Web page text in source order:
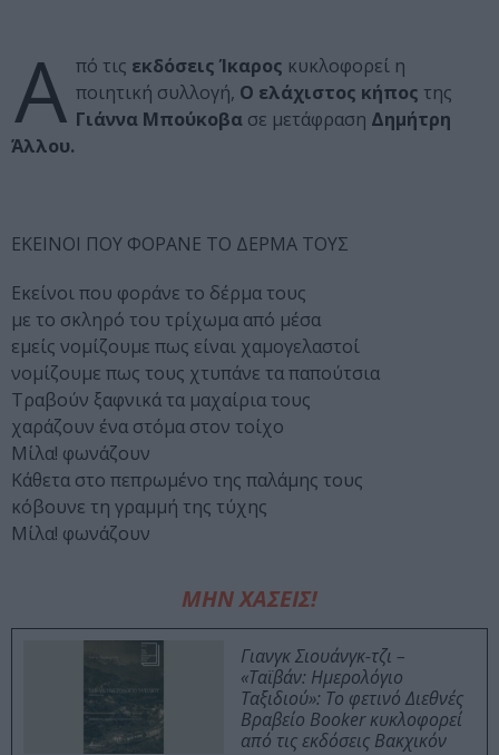
Α πό τις εκδόσεις Ίκαρος κυκλοφορεί η
ποιητική συλλογή, Ο ελάχιστος κήπος της
Γιάννα Μπούκοβα σε μετάφραση Δημήτρη
Άλλου.
ΕΚΕΙΝΟΙ ΠΟΥ ΦΟΡΑΝΕ ΤΟ ΔΕΡΜΑ ΤΟΥΣ
Εκείνοι που φοράνε το δέρμα τους
με το σκληρό του τρίχωμα από μέσα
εμείς νομίζουμε πως είναι χαμογελαστοί
νομίζουμε πως τους χτυπάνε τα παπούτσια
Τραβούν ξαφνικά τα μαχαίρια τους
χαράζουν ένα στόμα στον τοίχο
Μίλα! φωνάζουν
Κάθετα στο πεπρωμένο της παλάμης τους
κόβουνε τη γραμμή της τύχης
Μίλα! φωνάζουν
ΜΗΝ ΧΑΣΕΙΣ!
Γιανγκ Σιουάνγκ-τζι –
«Ταϊβάν: Ημερολόγιο
Ταξιδιού»: Το φετινό Διεθνές
Βραβείο Booker κυκλοφορεί
από τις εκδόσεις Βακχικόν